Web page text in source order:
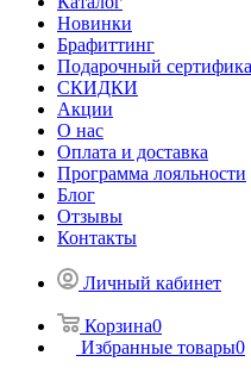
Новинки
Брафиттинг
Подарочный
СКИДКИ
Акции
О нас
Оплата и доставка
Программа лояльности
Блог
Отзывы
Контакты
Личный кабинет
Корзина0
Избранные товары0